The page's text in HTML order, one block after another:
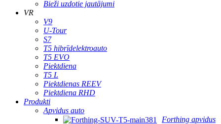
Bieži uzdotie jautājumi
VR
V9
U-Tour
S7
T5 hibrīdelektroauto
T5 EVO
Piektdiena
T5 L
Piektdienas REEV
Piektdiena RHD
Produkti
Apvidus auto
Forthing apvidus